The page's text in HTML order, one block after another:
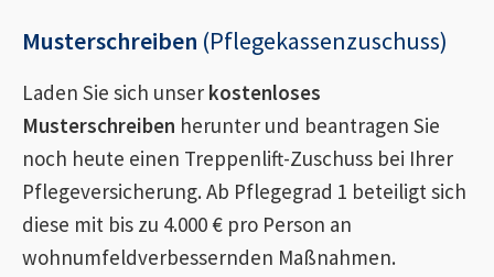
Musterschreiben (Pflegekassenzuschuss)
Laden Sie sich unser kostenloses
Musterschreiben herunter und beantragen Sie
noch heute einen Treppenlift-Zuschuss bei Ihrer
Pflegeversicherung. Ab Pflegegrad 1 beteiligt sich
diese mit bis zu 4.000 € pro Person an
wohnumfeldverbessernden Maßnahmen.